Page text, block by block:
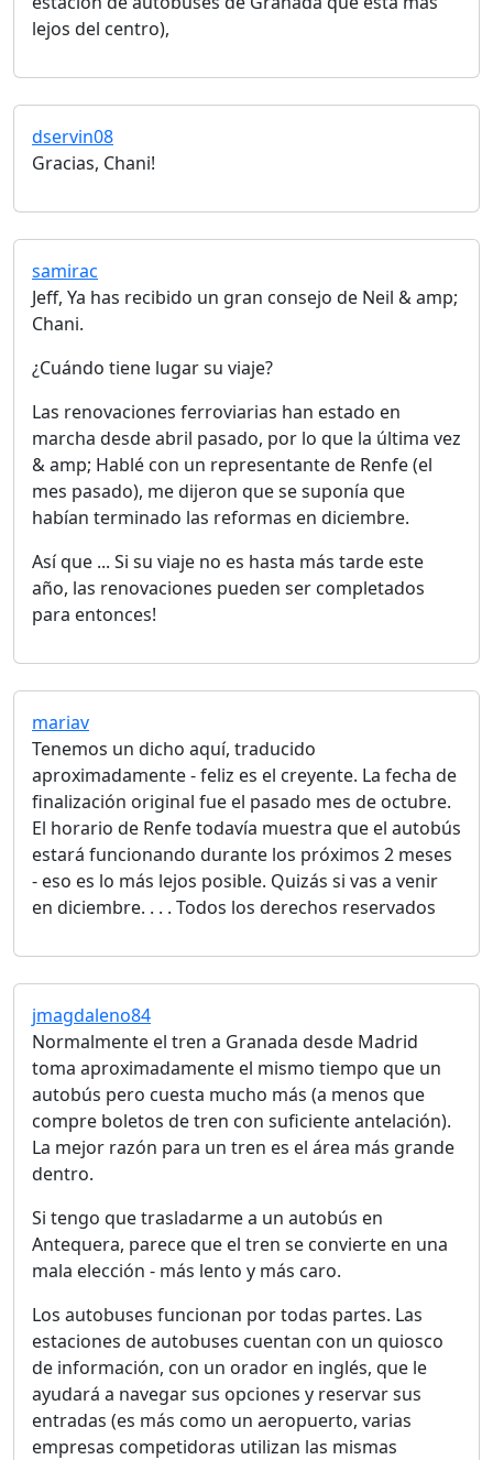
lejos del centro),
dservin08
Gracias, Chani!
samirac
Jeff, Ya has recibido un gran consejo de Neil & amp;
Chani.
¿Cuándo tiene lugar su viaje?
Las renovaciones ferroviarias han estado en
marcha desde abril pasado, por lo que la última vez
& amp; Hablé con un representante de Renfe (el
mes pasado), me dijeron que se suponía que
habían terminado las reformas en diciembre.
Así que ... Si su viaje no es hasta más tarde este
año, las renovaciones pueden ser completados
para entonces!
mariav
Tenemos un dicho aquí, traducido
aproximadamente - feliz es el creyente. La fecha de
finalización original fue el pasado mes de octubre.
El horario de Renfe todavía muestra que el autobús
estará funcionando durante los próximos 2 meses
- eso es lo más lejos posible. Quizás si vas a venir
en diciembre. . . . Todos los derechos reservados
jmagdaleno84
Normalmente el tren a Granada desde Madrid
toma aproximadamente el mismo tiempo que un
autobús pero cuesta mucho más (a menos que
compre boletos de tren con suficiente antelación).
La mejor razón para un tren es el área más grande
dentro.
Si tengo que trasladarme a un autobús en
Antequera, parece que el tren se convierte en una
mala elección - más lento y más caro.
Los autobuses funcionan por todas partes. Las
estaciones de autobuses cuentan con un quiosco
de información, con un orador en inglés, que le
ayudará a navegar sus opciones y reservar sus
entradas (es más como un aeropuerto, varias
empresas competidoras utilizan las mismas